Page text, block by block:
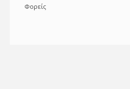
Φορείς